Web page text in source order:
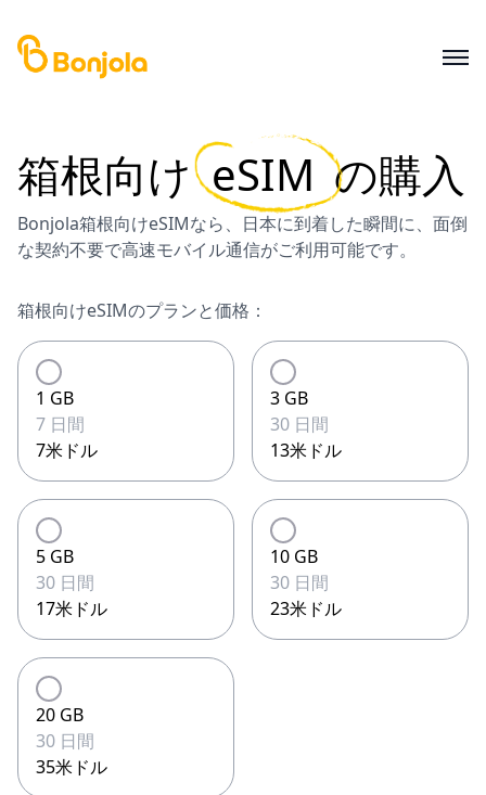
箱根向け eSIM の購入
Bonjola箱根向けeSIMなら、日本に到着した瞬間に、面倒
な契約不要で高速モバイル通信がご利用可能です。
箱根向けeSIMのプランと価格：
1 GB
7 日間
7米ドル
3 GB
30 日間
13米ドル
5 GB
30 日間
17米ドル
10 GB
30 日間
23米ドル
20 GB
30 日間
35米ドル